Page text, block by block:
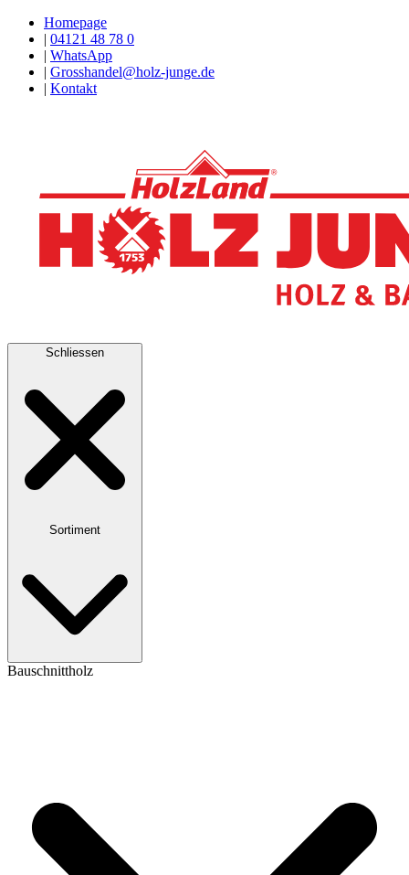
Homepage
| 04121 48 78 0
| WhatsApp
| Grosshandel@holz-junge.de
| Kontakt
Schliessen
Sortiment
Bauschnittholz